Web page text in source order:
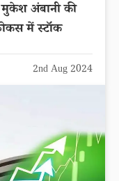
अंबानी की
में स्टॉक
2nd Aug 2024